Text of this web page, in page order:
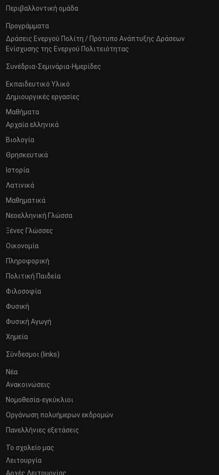
Περιβαλλοντική ομάδα
Προγράμματα
Δράσεις Ενεργού Πολίτη / Πρότυπο Ανάπτυξης Δράσεων
Ενίσχυσης της Ενεργού Πολιτειότητας
Συνέδρια-Σεμινάρια-Ημερίδες
Εκπαιδευτικό Υλικό
Δημιουργικές εργασίες
Μαθήματα
Αρχαία ελληνικά
Βιολογία
Θρησκευτικά
Ιστορία
Λατινικά
Μαθηματικά
Νεοελληνική Γλώσσα
Ξένες Γλώσσες
Οικονομία
Πληροφορική
Πολιτική Παιδεία
Φιλοσοφία
Φυσική
Φυσική Αγωγή
Χημεία
Σύνδεσμοι (links)
Νέα
Ανακοινώσεις
Νομοθεσία-εγκύκλιοι
Οργάνωση πολυήμερων εκδρομών
Πανελλήνιες εξετάσεις
Το σχολείο μας
Λειτουργία
Αρχές Λειτουργίας